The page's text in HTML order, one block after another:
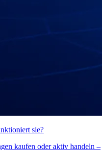
sie?
kaufen oder aktiv handeln –